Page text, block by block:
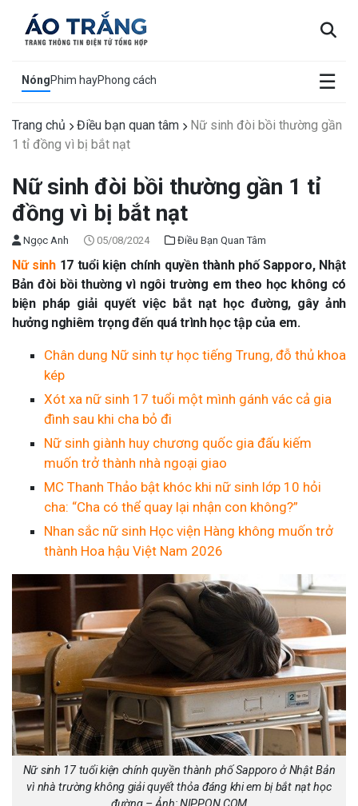
NóngPhim hayPhong cách ☰
×
Trang chủ Điều bạn quan tâm
Nữ sinh đòi bồi thường gần
1 tỉ đồng vì bị bắt nạt
Nữ sinh đòi bồi thường gần 1 tỉ
đồng vì bị bắt nạt
Ngọc Anh 05/08/2024 Điều Bạn Quan Tâm
Nữ sinh17 tuổi kiện chính quyền thành phố Sapporo, Nhật
Bản đòi bồi thường vì ngôi trường em theo học không có
biện pháp giải quyết việc bắt nạt học đường, gây ảnh
hưởng nghiêm trọng đến quá trình học tập của em.
Chân dung Nữ sinh tự học tiếng Trung, đỗ thủ khoa
kép
Xót xa nữ sinh 17 tuổi một mình gánh vác cả gia
đình sau khi cha bỏ đi
Nữ sinh giành huy chương quốc gia đấu kiếm
muốn trở thành nhà ngoại giao
MC Thanh Thảo bật khóc khi nữ sinh lớp 10 hỏi
cha: “Cha có thể quay lại nhận con không?”
Nhan sắc nữ sinh Học viện Hàng không muốn trở
thành Hoa hậu Việt Nam 2026
Nữ sinh 17 tuổi kiện chính quyền thành phố Sapporo ở Nhật Bản
vì nhà trường không giải quyết thỏa đáng khi em bị bắt nạt học